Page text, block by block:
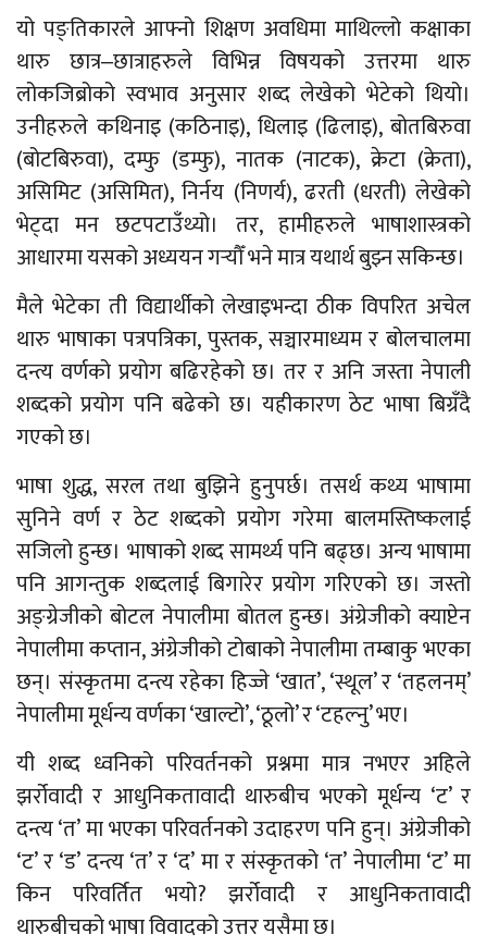
यो पङ्तिकारले आफ्नो शिक्षण अवधिमा माथिल्लो कक्षाका
थारु छात्र‒छात्राहरुले विभिन्न विषयको उत्तरमा थारु
लोकजिब्रोको स्वभाव अनुसार शब्द लेखेको भेटेको थियो।
उनीहरुले कथिनाइ (कठिनाइ), धिलाइ (ढिलाइ), बोतबिरुवा
(बोटबिरुवा), दम्फु (डम्फु), नातक (नाटक), क्रेटा (क्रेता),
असिमिट (असिमित), निर्नय (निणर्य), ढरती (धरती) लेखेको
भेट्दा मन छटपटाउँथ्यो। तर, हामीहरुले भाषाशास्त्रको
आधारमा यसको अध्ययन गर्‍यौँ भने मात्र यथार्थ बुझ्न सकिन्छ।
मैले भेटेका ती विद्यार्थीको लेखाइभन्दा ठीक विपरित अचेल
थारु भाषाका पत्रपत्रिका, पुस्तक, सञ्चारमाध्यम र बोलचालमा
दन्त्य वर्णको प्रयोग बढिरहेको छ। तर र अनि जस्ता नेपाली
शब्दको प्रयोग पनि बढेको छ। यहीकारण ठेट भाषा बिग्रँदै
गएको छ।
भाषा शुद्ध, सरल तथा बुझिने हुनुपर्छ। तसर्थ कथ्य भाषामा
सुनिने वर्ण र ठेट शब्दको प्रयोग गरेमा बालमस्तिष्कलाई
सजिलो हुन्छ। भाषाको शब्द सामर्थ्य पनि बढ्छ। अन्य भाषामा
पनि आगन्तुक शब्दलाई बिगारेर प्रयोग गरिएको छ। जस्तो
अङ्ग्रेजीको बोटल नेपालीमा बोतल हुन्छ। अंग्रेजीको क्याप्टेन
नेपालीमा कप्तान, अंग्रेजीको टोबाको नेपालीमा तम्बाकु भएका
छन्। संस्कृतमा दन्त्य रहेका हिज्जे ‘खात’, ‘स्थूल’ र ‘तहलनम्’
नेपालीमा मूर्धन्य वर्णका ‘खाल्टो’, ‘ठूलो’ र ‘टहल्नु’ भए।
यी शब्द ध्वनिको परिवर्तनको प्रश्नमा मात्र नभएर अहिले
झर्रोवादी र आधुनिकतावादी थारुबीच भएको मूर्धन्य ‘ट’ र
दन्त्य ‘त’ मा भएका परिवर्तनको उदाहरण पनि हुन्। अंग्रेजीको
‘ट’ र ‘ड’ दन्त्य ‘त’ र ‘द’ मा र संस्कृतको ‘त’ नेपालीमा ‘ट’ मा
किन परिवर्तित भयो? झर्रोवादी र आधुनिकतावादी
थारुबीचको भाषा विवादको उत्तर यसैमा छ।